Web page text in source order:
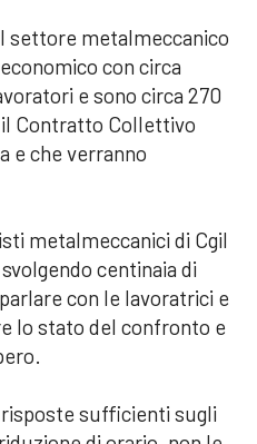
settore metalmeccanico
con circa
e sono circa 270
il Contratto Collettivo
e che verranno
metalmeccanici di Cgil
centinaia di
con le lavoratrici e
lo stato del confronto e
risposte sufficienti sugli